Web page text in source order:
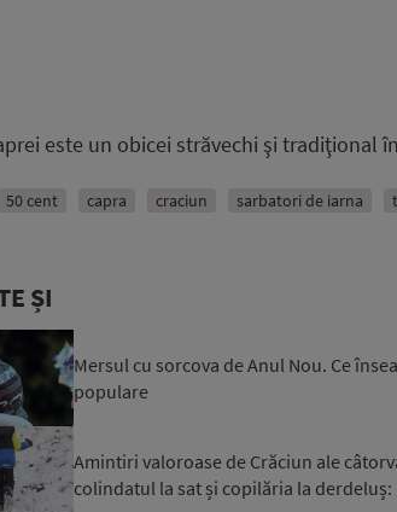
este un obicei străvechi şi tradiţional
50 cent capra craciun sarbatori de iarna
ȘI
Mersul cu sorcova de Anul Nou. Ce
populare
Amintiri valoroase de Crăciun ale
colindatul la sat și copilăria la derdeluș: